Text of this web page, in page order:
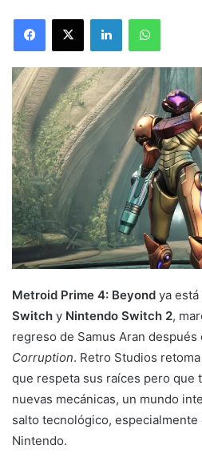
Facebook
X LinkedIn
Metroid Prime 4: Beyond ya
Switch y Nintendo Switch 2,
regreso de Samus Aran después
Corruption. Retro Studios
que respeta sus raíces pero que
nuevas mecánicas, un mundo
salto tecnológico, especialmente
Nintendo.